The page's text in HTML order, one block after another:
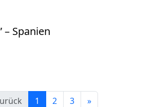
– Spanien
1 2 3 »